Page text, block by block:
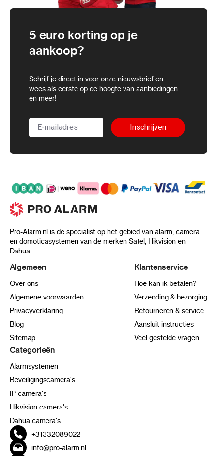
5 euro korting op je
aankoop?
Schrijf je direct in voor onze nieuwsbrief en
wees als eerste op de hoogte van aanbiedingen
en meer!
Inschrijven
Pro-Alarm.nl is de specialist op het gebied van alarm, camera
en domoticasystemen van de merken Satel, Hikvision en
Dahua.
Algemeen
Over ons
Algemene voorwaarden
Privacyverklaring
Blog
Sitemap
Klantenservice
Hoe kan ik betalen?
Verzending & bezorging
Retourneren & service
Aansluit instructies
Veel gestelde vragen
Categorieën
Alarmsystemen
Beveiligingscamera's
IP camera's
Hikvision camera's
Dahua camera's
+31332089022
info@pro-alarm.nl